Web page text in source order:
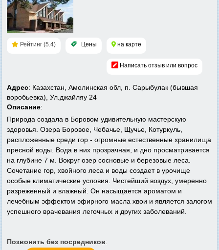
Рейтинг (5.4) Цены на карте
Написать отзыв или вопрос
Адрес: Казахстан, Амолинская обл, п. Сарыбулак (бывшая
воробьевка), Ул.джайляу 24
Описание:
Природа создала в Боровом удивительную мастерскую
здоровья. Озера Боровое, Чебачье, Щучье, Котуркуль,
распложенные среди гор - огромные естественные хранилища
пресной воды. Вода в них прозрачная, и дно просматривается
на глубине 7 м. Вокруг озер сосновые и березовые леса.
Сочетание гор, хвойного леса и воды создает в урочище
особые климатические условия. Чистейший воздух, умеренно
разреженный и влажный. Он насыщается ароматом и
лечебным эффектом эфирного масла хвои и является залогом
успешного врачевания легочных и других заболеваний.
Позвонить без посредников: